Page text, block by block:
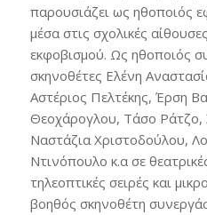
παρουσιάζει ως ηθοποιός
μέσα στις σχολικές
εκφοβισμού. Ως ηθοποιός
σκηνοθέτες Ελένη
Αστέριος Πελτέκης, Έρση
Θεοχάρογλου, Τάσο Ράτζο,
Ναστάζια Χριστοδούλου,
Nτινόπουλο κ.α σε
τηλεοπτικές σειρές και
βοηθός σκηνοθέτη